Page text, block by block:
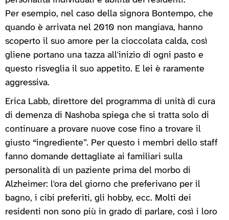
Per esempio, nel caso della signora Bontempo, che
quando è arrivata nel 2010 non mangiava, hanno
scoperto il suo amore per la cioccolata calda, così
gliene portano una tazza all'inizio di ogni pasto e
questo risveglia il suo appetito. E lei è raramente
aggressiva.
Erica Labb, direttore del programma di unità di cura
di demenza di Nashoba spiega che si tratta solo di
continuare a provare nuove cose fino a trovare il
giusto “ingrediente”. Per questo i membri dello staff
fanno domande dettagliate ai familiari sulla
personalità di un paziente prima del morbo di
Alzheimer: l'ora del giorno che preferivano per il
bagno, i cibi preferiti, gli hobby, ecc. Molti dei
residenti non sono più in grado di parlare, così i loro